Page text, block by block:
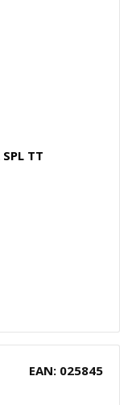
TT
EAN: 025845